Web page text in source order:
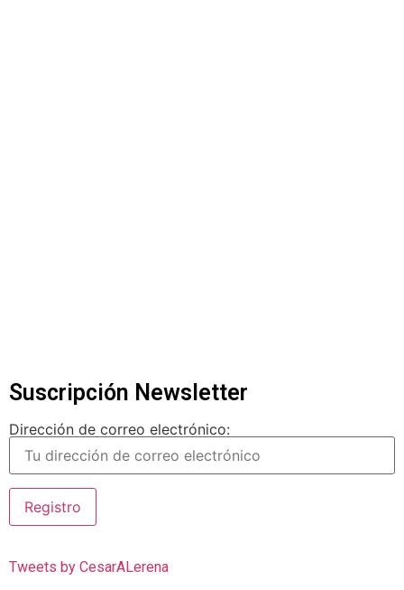
Suscripción Newsletter
Dirección de correo electrónico:
Tweets by CesarALerena